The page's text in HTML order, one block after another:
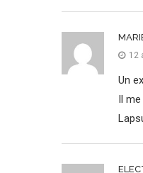
12
Un
Il